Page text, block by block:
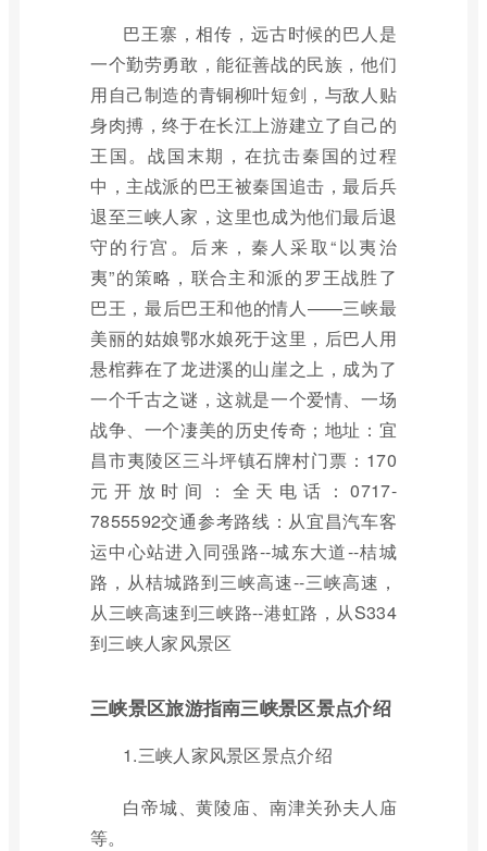
巴王寨，相传，远古时候的巴人是
一个勤劳勇敢，能征善战的民族，他们
用自己制造的青铜柳叶短剑，与敌人贴
身肉搏，终于在长江上游建立了自己的
王国。战国末期，在抗击秦国的过程
中，主战派的巴王被秦国追击，最后兵
退至三峡人家，这里也成为他们最后退
守的行宫。后来，秦人采取“以夷治
夷”的策略，联合主和派的罗王战胜了
巴王，最后巴王和他的情人——三峡最
美丽的姑娘鄂水娘死于这里，后巴人用
悬棺葬在了龙进溪的山崖之上，成为了
一个千古之谜，这就是一个爱情、一场
战争、一个凄美的历史传奇；地址：宜
昌市夷陵区三斗坪镇石牌村门票：170
元开放时间：全天电话：0717-
7855592交通参考路线：从宜昌汽车客
运中心站进入同强路--城东大道--桔城
路，从桔城路到三峡高速--三峡高速，
从三峡高速到三峡路--港虹路，从S334
到三峡人家风景区
三峡景区旅游指南三峡景区景点介绍
1.三峡人家风景区景点介绍
白帝城、黄陵庙、南津关孙夫人庙
等。